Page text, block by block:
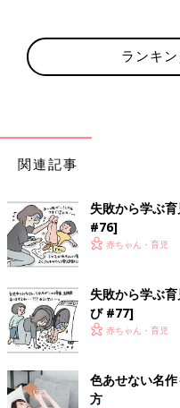
ランキ
関連記事
失敗から学ぶ
#76]
赤ちゃん・育児
失敗から学ぶ
び #77]
赤ちゃん・育児
色あせない名
方